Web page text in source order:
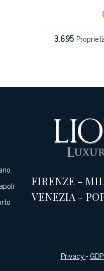
3.695
FIRENZE -
VENEZIA -
Privacy-